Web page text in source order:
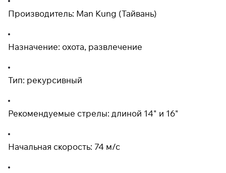
Производитель: Man Kung (Тайвань)
Назначение: охота, развлечение
Тип: рекурсивный
Рекомендуемые стрелы: длиной 14" и 16"
Начальная скорость: 74 м/с